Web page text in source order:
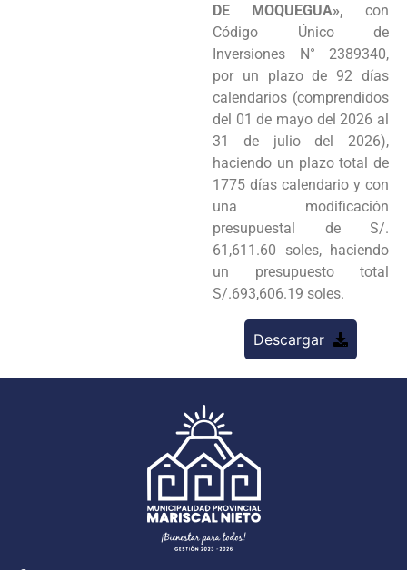
DE MOQUEGUA», con
Código Único de
Inversiones N° 2389340,
por un plazo de 92 días
calendarios (comprendidos
del 01 de mayo del 2026 al
31 de julio del 2026),
haciendo un plazo total de
1775 días calendario y con
una modificación
presupuestal de S/.
61,611.60 soles, haciendo
un presupuesto total
S/.693,606.19 soles.
Descargar